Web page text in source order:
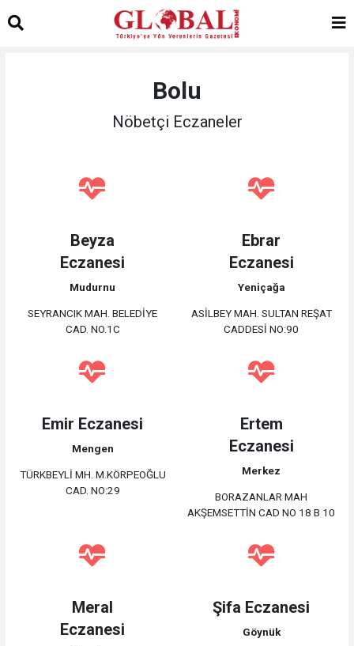
Bolu
Nöbetçi Eczaneler
Beyza
Eczanesi
Mudurnu
SEYRANCIK MAH. BELEDİYE
CAD. NO.1C
Ebrar
Eczanesi
Yeniçağa
ASİLBEY MAH. SULTAN REŞAT
CADDESİ NO:90
Emir Eczanesi
Mengen
TÜRKBEYLİ MH. M.KÖRPEOĞLU
CAD. NO:29
Ertem
Eczanesi
Merkez
BORAZANLAR MAH
AKŞEMSETTİN CAD NO 18 B 10
Meral
Eczanesi
Şifa Eczanesi
Göynük